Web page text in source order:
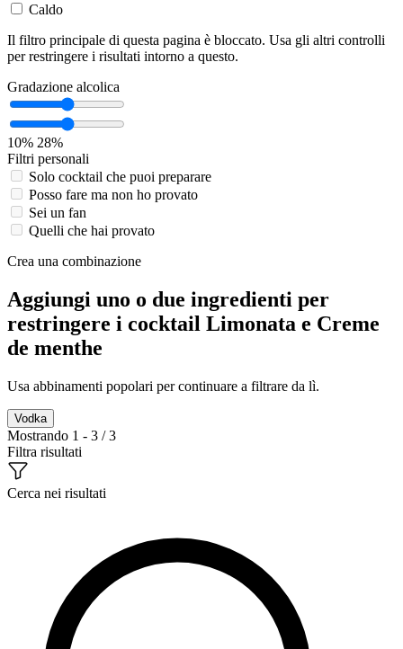
Caldo
Il filtro principale di questa pagina è bloccato. Usa gli altri controlli
per restringere i risultati intorno a questo.
Gradazione alcolica
10% 28%
Filtri personali
Solo cocktail che puoi preparare
Posso fare ma non ho provato
Sei un fan
Quelli che hai provato
Crea una combinazione
Aggiungi uno o due ingredienti per
restringere i cocktail Limonata e Creme
de menthe
Usa abbinamenti popolari per continuare a filtrare da lì.
Vodka
Mostrando 1 - 3 / 3
Filtra risultati
Cerca nei risultati